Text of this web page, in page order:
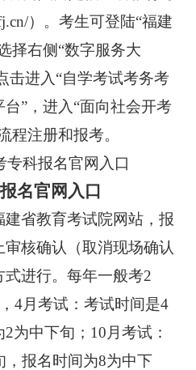
）。考生可登陆“福建
择右侧“数字服务大
击进入“自学考试考务考
”，进入“面向社会开考
程注册和报考。
名官网入口
省教育考试院网站，报
核确认（取消现场确认
进行。每年一般考2
4月考试：考试时间是4
为中下旬；10月考试：
，报名时间为8为中下